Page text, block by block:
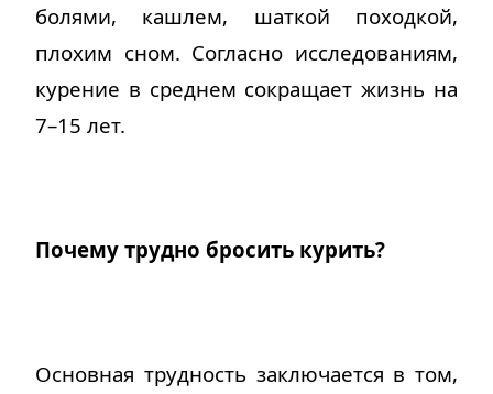
болями, кашлем, шаткой походкой,
плохим сном. Согласно исследованиям,
курение в среднем сокращает жизнь на
7–15 лет.
Почему трудно бросить курить?
Основная трудность заключается в том,